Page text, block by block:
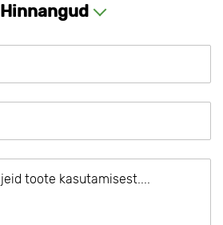
Hinnangud